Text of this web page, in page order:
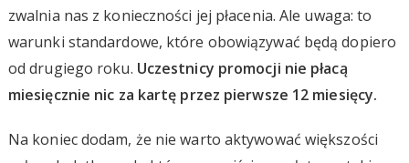
zwalnia nas z konieczności jej płacenia. Ale uwaga: to
warunki standardowe, które obowiązywać będą dopiero
od drugiego roku. Uczestnicy promocji nie płacą
miesięcznie nic za kartę przez pierwsze 12 miesięcy.
Na koniec dodam, że nie warto aktywować większości